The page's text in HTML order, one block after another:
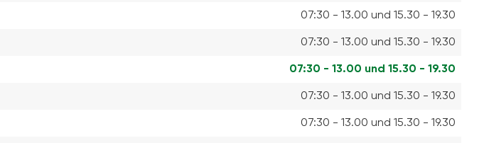
07:30 - 13.00 und 15.30 - 19.30
07:30 - 13.00 und 15.30 - 19.30
07:30 - 13.00 und 15.30 - 19.30
07:30 - 13.00 und 15.30 - 19.30
07:30 - 13.00 und 15.30 - 19.30